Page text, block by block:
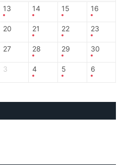
13 14 15 16
20 21 22 23
27 28 29 30
3 4 5 6